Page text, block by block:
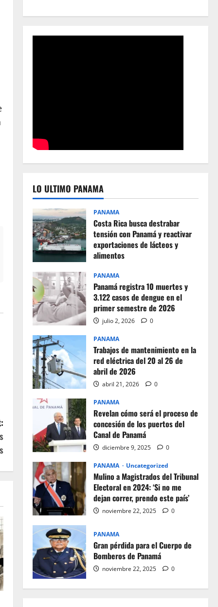
LO ULTIMO PANAMA
PANAMA
Costa Rica busca destrabar
tensión con Panamá y reactivar
exportaciones de lácteos y
alimentos
PANAMA
Panamá registra 10 muertes y
3.122 casos de dengue en el
primer semestre de 2026
julio 2, 2026 0
PANAMA
Trabajos de mantenimiento en la
red eléctrica del 20 al 26 de
abril de 2026
abril 21, 2026 0
PANAMA
Revelan cómo será el proceso de
concesión de los puertos del
Canal de Panamá
diciembre 9, 2025 0
PANAMA Uncategorized
Mulino a Magistrados del Tribunal
Electoral en 2024: ‘Si no me
dejan correr, prendo este país’
noviembre 22, 2025 0
PANAMA
Gran pérdida para el Cuerpo de
Bomberos de Panamá
noviembre 22, 2025 0